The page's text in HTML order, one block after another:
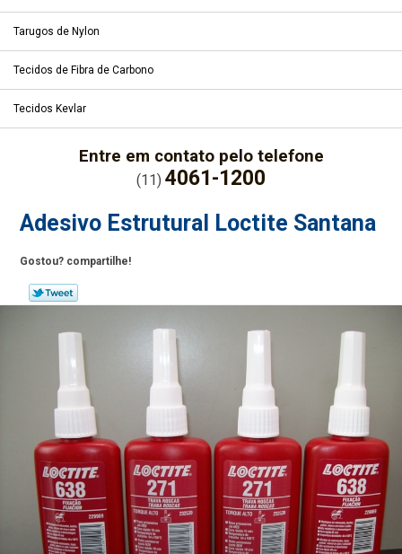
Tarugos de Nylon
Tecidos de Fibra de Carbono
Tecidos Kevlar
Entre em contato pelo telefone
(11) 4061-1200
Adesivo Estrutural Loctite Santana
Gostou? compartilhe!